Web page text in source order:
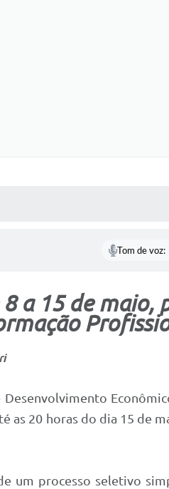
Tom de voz:
a 15 de maio,
as 20 horas do dia 15 de
um processo seletivo